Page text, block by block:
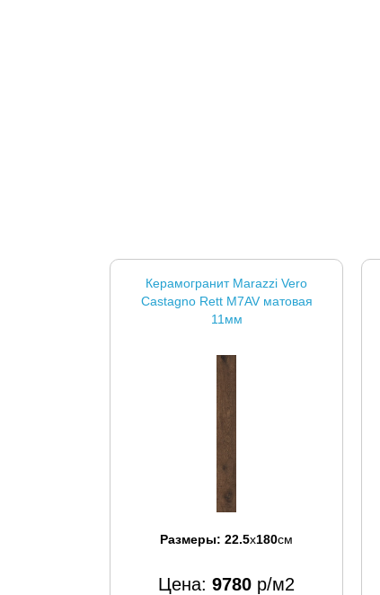
Керамогранит Marazzi Vero
Castagno Rett M7AV матовая
11мм
Размеры: 22.5x180см
Цена: 9780 р/м2